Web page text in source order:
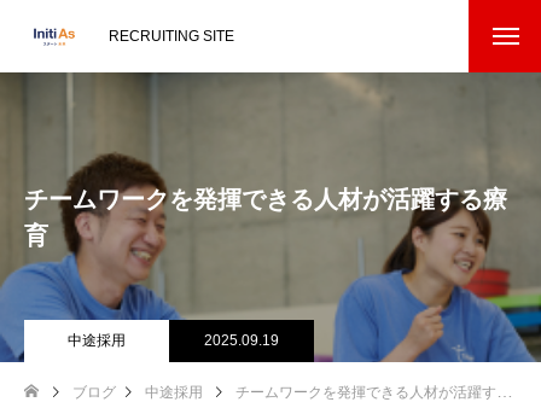
RECRUITING SITE
チームワークを発揮できる人材が活躍する療
育
中途採用 2025.09.19
ブログ 中途採用 チームワークを発揮できる人材が活躍する療育